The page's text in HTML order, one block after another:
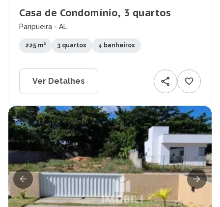
Casa de Condomínio, 3 quartos
Paripueira - AL
225 m² 3 quartos 4 banheiros
Ver Detalhes